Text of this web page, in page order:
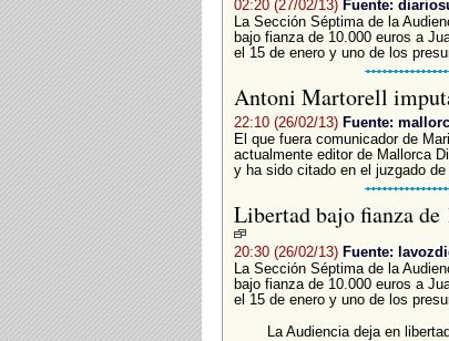
02:20 (27/02/13) Fuente:
La Sección Séptima de la
bajo fianza de 10.000 euros a
el 15 de enero y uno de los
Antoni Martorell
22:10 (26/02/13) Fuente:
El que fuera comunicador de
actualmente editor de Mallorca
y ha sido citado en el juzgado de
Libertad bajo fianza de
20:30 (26/02/13) Fuente:
La Sección Séptima de la
bajo fianza de 10.000 euros a
el 15 de enero y uno de los
La Audiencia deja en